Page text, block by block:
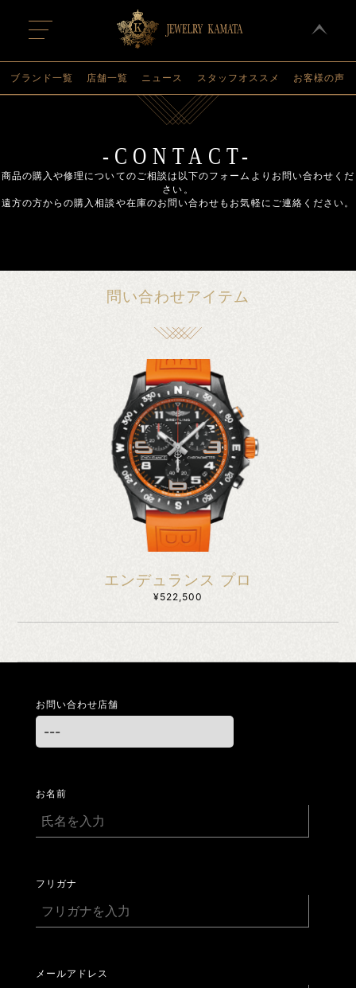
t
o
g
l
n
t
i
n
ブランド一覧 店舗一覧 ニュース スタッフオススメ お客様の声
-CONTACT-
商品の購入や修理についてのご相談は以下のフォームよりお問い合わせくだ
さい。
遠方の方からの購入相談や在庫のお問い合わせもお気軽にご連絡ください。
問い合わせアイテム
エンデュランス プロ
¥522,500
お問い合わせ店舗
お名前
フリガナ
メールアドレス